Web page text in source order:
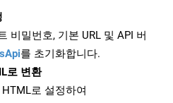
비밀번호, 기본 URL 및 API 버
를 초기화합니다.
로 변환
로 설정하여